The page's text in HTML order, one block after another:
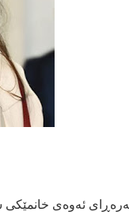
ئەوەی خانمێکی